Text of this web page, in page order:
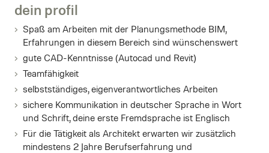
dein profil
Spaß am Arbeiten mit der Planungsmethode BIM,
Erfahrungen in diesem Bereich sind wünschenswert
gute CAD-Kenntnisse (Autocad und Revit)
Teamfähigkeit
selbstständiges, eigenverantwortliches Arbeiten
sichere Kommunikation in deutscher Sprache in Wort
und Schrift, deine erste Fremdsprache ist Englisch
Für die Tätigkeit als Architekt erwarten wir zusätzlich
mindestens 2 Jahre Berufserfahrung und